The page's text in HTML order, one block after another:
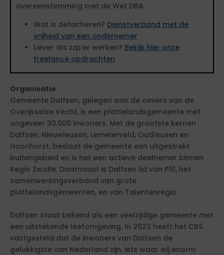
overeenstemming met de Wet DBA.
Wat is detacheren? Dienstverband met de
vrijheid van een ondernemer
Liever als zzp'er werken? Bekijk hier onze
freelance opdrachten
Organisatie
Gemeente Dalfsen, gelegen aan de oevers van de
Overijsselse Vecht, is een plattelandsgemeente met
ongeveer 30.000 inwoners. Met de grootste kernen
Dalfsen, Nieuwleusen, Lemelerveld, Oudleusen en
Hoonhorst, beslaat de gemeente een uitgestrekt
buitengebied en is het een actieve deelnemer binnen
Regio Zwolle. Daarnaast is Dalfsen lid van P10, het
samenwerkingsverband van grote
plattelandsgemeenten, en van Talentenregio.
Dalfsen staat bekend als een veelzijdige gemeente met
een uitstekende leefomgeving. In 2023 heeft het CBS
vastgesteld dat de inwoners van Dalfsen de
gelukkigste van Nederland zijn, iets waar wij enorm